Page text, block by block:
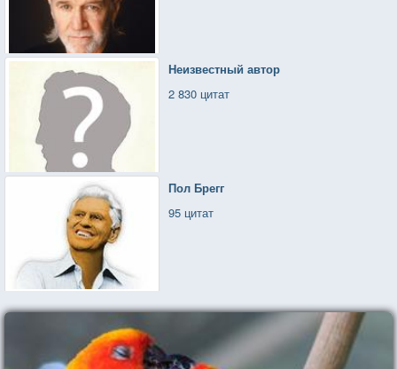
Неизвестный автор
2 830 цитат
Пол Брегг
95 цитат